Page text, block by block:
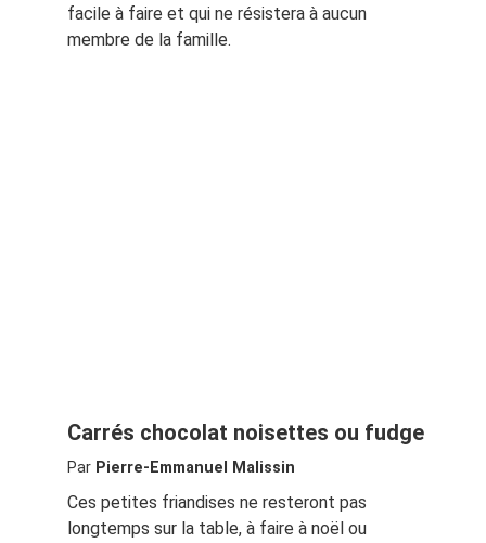
facile à faire et qui ne résistera à aucun
membre de la famille.
Carrés chocolat noisettes ou fudge
Par Pierre-Emmanuel Malissin
Ces petites friandises ne resteront pas
longtemps sur la table, à faire à noël ou